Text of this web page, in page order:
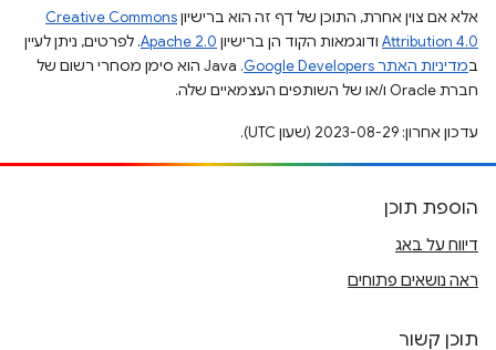
אלא אם צוין אחרת, התוכן של דף זה הוא ברישיוןCreative Commons
Attribution 4.0 ודוגמאות הקוד הן ברישיון Apache 2.0. לפרטים, ניתן לעיין
במדיניות האתר Google Developers‏
.‏ Java הוא סימן מסחרי רשום של
חברת Oracle ו/או של השותפים העצמאיים שלה.
עדכון אחרון: 2023-08-29 (שעון UTC).
הוספת תוכן
דיווח על באג
ראה נושאים פתוחים
תוכן קשור